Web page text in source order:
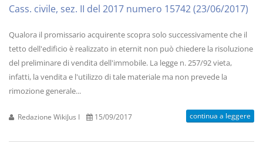
Cass. civile, sez. II del 2017 numero 15742 (23/06/2017)
Qualora il promissario acquirente scopra solo successivamente che il
tetto dell'edificio è realizzato in eternit non può chiedere la risoluzione
del preliminare di vendita dell'immobile. La legge n. 257/92 vieta,
infatti, la vendita e l'utilizzo di tale materiale ma non prevede la
rimozione generale...
Redazione WikiJus I 15/09/2017 continua a leggere